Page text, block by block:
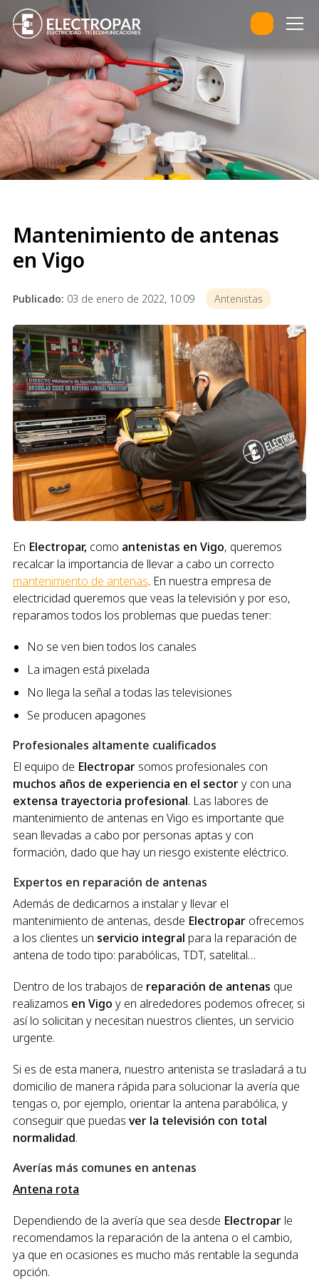
Mantenimiento de antenas
en Vigo
Publicado: 03 de enero de 2022, 10:09 Antenistas
En Electropar,como antenistas en Vigo, queremos
recalcar la importancia de llevar a cabo un correcto
mantenimiento de antenas. En nuestra empresa de
electricidad queremos que veas la televisión y por eso,
reparamos todos los problemas que puedas tener:
No se ven bien todos los canales
La imagen está pixelada
No llega la señal a todas las televisiones
Se producen apagones
Profesionales altamente cualificados
El equipo de Electroparsomos profesionales con
muchos años de experiencia en el sectory con una
extensa trayectoria profesional. Las labores de
mantenimiento de antenas en Vigo es importante que
sean llevadas a cabo por personas aptas y con
formación, dado que hay un riesgo existente eléctrico.
Expertos en reparación de antenas
Además de dedicarnos a instalar y llevar el
mantenimiento de antenas, desde Electroparofrecemos
a los clientes un servicio integral para la reparación de
antena de todo tipo: parabólicas, TDT, satelital…
Dentro de los trabajos de reparación de antenas que
realizamos en Vigo y en alrededores podemos ofrecer, si
así lo solicitan y necesitan nuestros clientes, un servicio
urgente.
Si es de esta manera, nuestro antenista se trasladará a tu
domicilio de manera rápida para solucionar la avería que
tengas o, por ejemplo, orientar la antena parabólica, y
conseguir que puedas ver la televisión con total
normalidad.
Averías más comunes en antenas
Antena rota
Dependiendo de la avería que sea desde Electroparle
recomendamos la reparación de la antena o el cambio,
ya que en ocasiones es mucho más rentable la segunda
opción.